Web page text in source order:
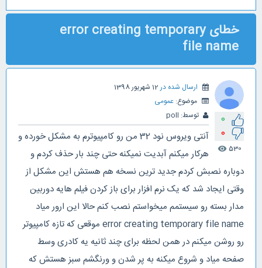
خطای error creating temporary
file name
0
0
530
visibility
ارسال شده در 12 شهریور 1398
موضوع: عمومی
توسط: poll
آنتی ویروس نود 32 من رو کامپیوترم به مشکل خورده و
هرکار میکنم آبدیت نمیکنه حتی چند بار حذف کردم و
دوباره نصبش کردم جدید ترین نسخه هم هستش این مشکل از
وقتی ایجاد شد که یک نرم افزار برای باز کردن فیلم هایه دوربین
مدار بسته رو سیستمم میخواستم نصب کنم حالا این ارور میاد
error creating temporary file name موقعی که تازه کامپیوتر
رو روشن میکنم در همن لحظه برای چند ثانیه یه کادری وسط
صفحه میاد و شروع میکنه به پر شدن و ورنگشم سبز هستش که